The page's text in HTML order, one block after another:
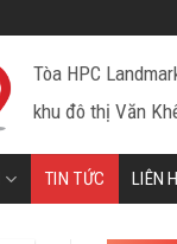
Tòa HPC
khu đô thị Văn
TIN TỨC LIÊN